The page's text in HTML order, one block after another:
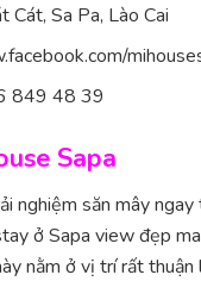
Cát, Sa Pa, Lào Cai
849 48 39
Sapa
nghiệm săn mây
ở Sapa view đẹp
nằm ở vị trí rất thuận